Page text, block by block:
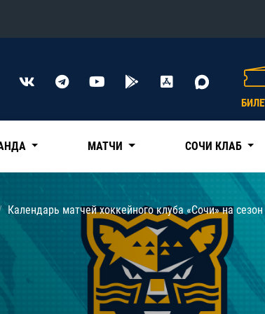
Конференция «Восток»
Трактор
Дивизион Чернышева
Адмирал
КХЛ
МАТЧИ СОЧИ КЛАБ
Календарь матчей хоккейного клуба «Сочи» на